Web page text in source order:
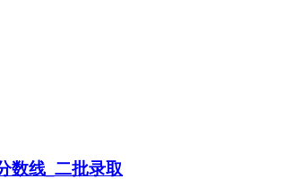
数线_二批录取